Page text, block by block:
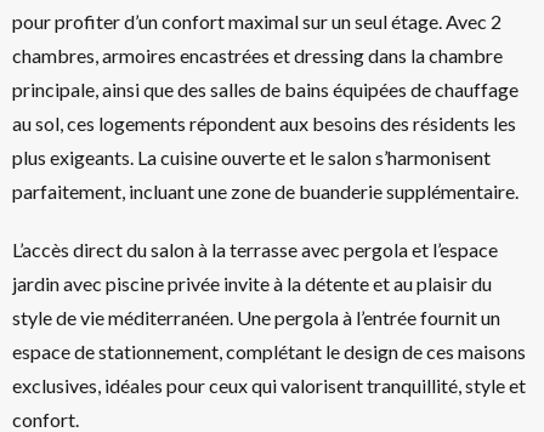
pour profiter d’un confort maximal sur un seul étage. Avec 2
chambres, armoires encastrées et dressing dans la chambre
principale, ainsi que des salles de bains équipées de chauffage
au sol, ces logements répondent aux besoins des résidents les
plus exigeants. La cuisine ouverte et le salon s’harmonisent
parfaitement, incluant une zone de buanderie supplémentaire.
L’accès direct du salon à la terrasse avec pergola et l’espace
jardin avec piscine privée invite à la détente et au plaisir du
style de vie méditerranéen. Une pergola à l’entrée fournit un
espace de stationnement, complétant le design de ces maisons
exclusives, idéales pour ceux qui valorisent tranquillité, style et
confort.